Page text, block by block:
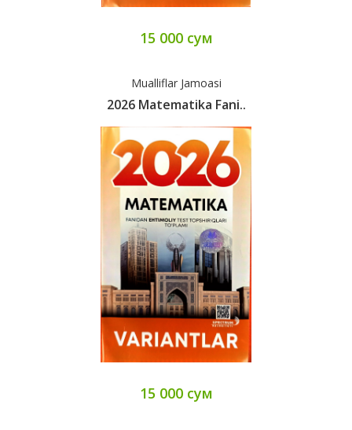
15 000 сум
Mualliflar Jamoasi
2026 Matematika Fani..
15 000 сум